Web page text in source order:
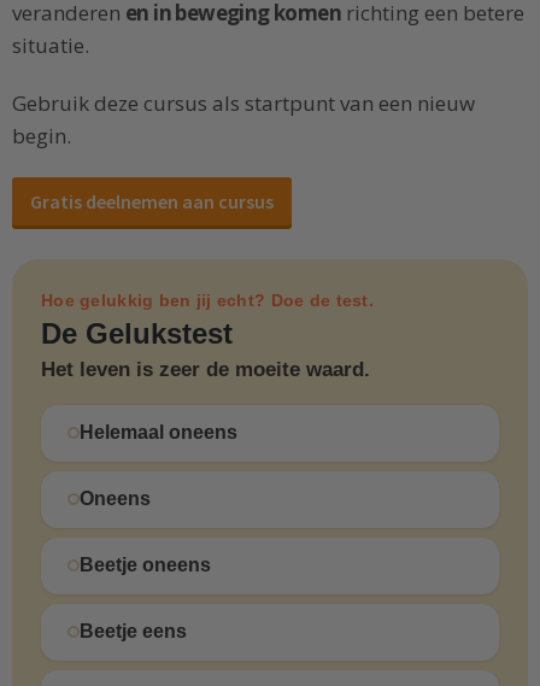
veranderen en in beweging komen richting een betere
situatie.
Gebruik deze cursus als startpunt van een nieuw
begin.
Gratis deelnemen aan cursus
Hoe gelukkig ben jij echt? Doe de test.
De Gelukstest
Het leven is zeer de moeite waard.
Helemaal oneens
Oneens
Beetje oneens
Beetje eens